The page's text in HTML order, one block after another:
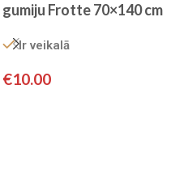
gumiju Frotte 70×140 cm
Ir veikalā
€10.00